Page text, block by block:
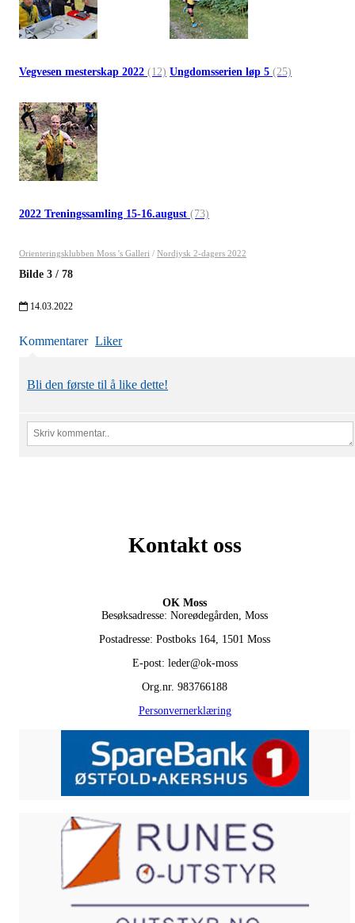
Vegvesen mesterskap 2022 (12) Ungdomsserien løp 5 (25)
2022 Treningssamling 15-16.august (73)
Orienteringsklubben Moss 's Galleri / Nordjysk 2-dagers 2022
Bilde 3 / 78
14.03.2022
Kommentarer Liker
Bli den første til å like dette!
Kontakt oss
OK Moss
Besøksadresse: Noreødegården, Moss
Postadresse: Postboks 164, 1501 Moss
E-post: leder@ok-moss
Org.nr. 983766188
Personvernerklæring